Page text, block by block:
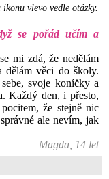
vlevo vedle otázky.
se pořád učím a
mi zdá, že nedělám
dělám věci do školy.
svoje koníčky a
Každý den, i přesto,
že stejně nic
ale nevím, jak
Magda, 14 let